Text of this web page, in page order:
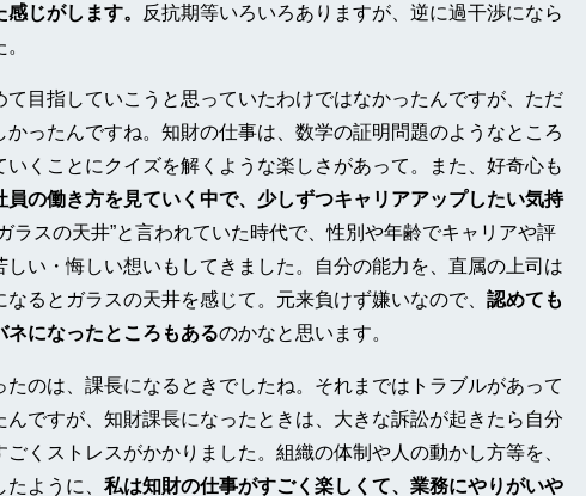
じがします。
反抗期等いろいろありますが、逆に過干渉になら
目指していこうと思っていたわけではなかったんですが、ただ
ったんですね。知財の仕事は、数学の証明問題のようなところ
くことにクイズを解くような楽しさがあって。また、好奇心も
員の働き方を見ていく中で、少しずつキャリアアップしたい気持
ラスの天井”と言われていた時代で、性別や年齢でキャリアや評
い・悔しい想いもしてきました。自分の能力を、直属の上司は
るとガラスの天井を感じて。元来負けず嫌いなので、 認めても
ネになったところもあるのかなと思います。
のは、課長になるときでしたね。それまではトラブルがあって
ですが、知財課長になったときは、大きな訴訟が起きたら自分
くストレスがかかりました。組織の体制や人の動かし方等を、
ように、 私は知財の仕事がすごく楽しくて、業務にやりがいや